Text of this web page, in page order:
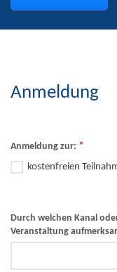
Anmeldung
Anmeldung zur: *
kostenfreien
Durch welchen Kanal
Veranstaltung